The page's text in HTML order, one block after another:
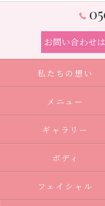
お問い合わせ
私たちの想い
メニュー
ギャラリー
ボディ
フェイシャル